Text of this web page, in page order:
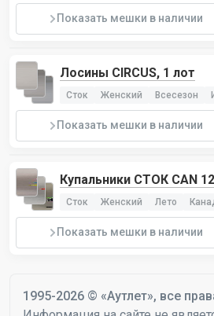
Показать мешки в наличии
Лосины CIRCUS, 1 лот
Сток Женский Всесезон
Показать мешки в наличии
Купальники СТОК CAN
Сток Женский Лето
Показать мешки в наличии
1995-2026 © «Аутлет», все